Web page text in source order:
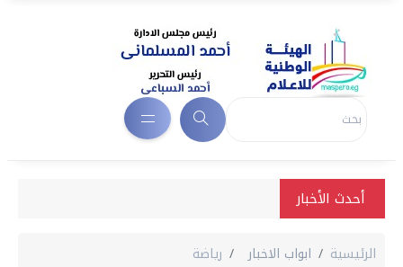
أحدث الأخبار
الرئيسية ابواب الاخبار رياضة